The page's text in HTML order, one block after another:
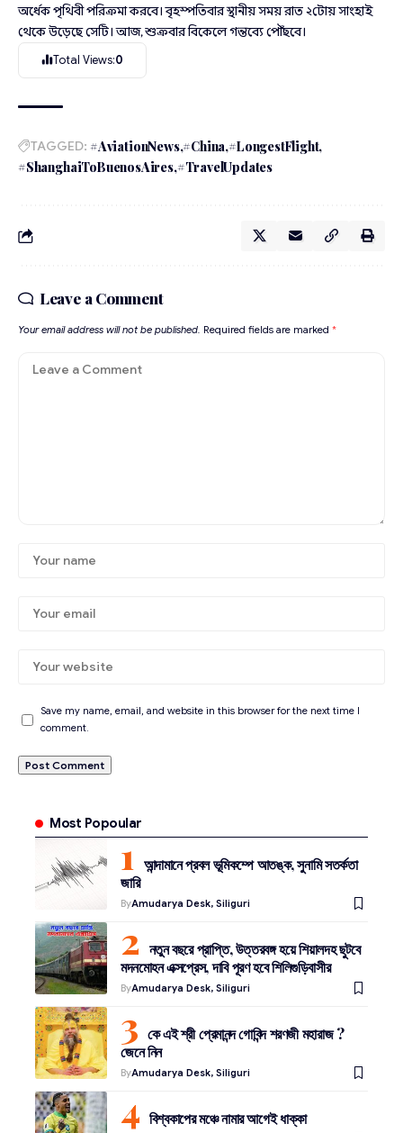
অর্ধেক পৃথিবী পরিক্রমা করবে। বৃহস্পতিবার স্থানীয় সময় রাত ২টোয় সাংহাই
থেকে উড়েছে সেটি। আজ, শুক্রবার বিকেলে গন্তব্যে পৌঁছবে।
Total Views:0
TAGGED: #AviationNews #China #LongestFlight
#ShanghaiToBuenosAires #TravelUpdates
Leave a Comment
Your email address will not be published. Required fields are marked *
Save my name, email, and website in this browser for the next time I
comment.
Most Popoular
আন্দামানে প্রবল ভূমিকম্পে আতঙ্ক, সুনামি সতর্কতা
জারি
ByAmudarya Desk, Siliguri
নতুন বছরে প্রাপ্তি, উত্তরবঙ্গ হয়ে শিয়ালদহ ছুটবে
মদনমোহন এক্সপ্রেস, দাবি পূরণ হবে শিলিগুড়িবাসীর
ByAmudarya Desk, Siliguri
কে এই শ্রী প্রেমানন্দ গোবিন্দ শরণজী মহারাজ ?
জেনে নিন
ByAmudarya Desk, Siliguri
বিশ্বকাপের মঞ্চে নামার আগেই ধাক্কা